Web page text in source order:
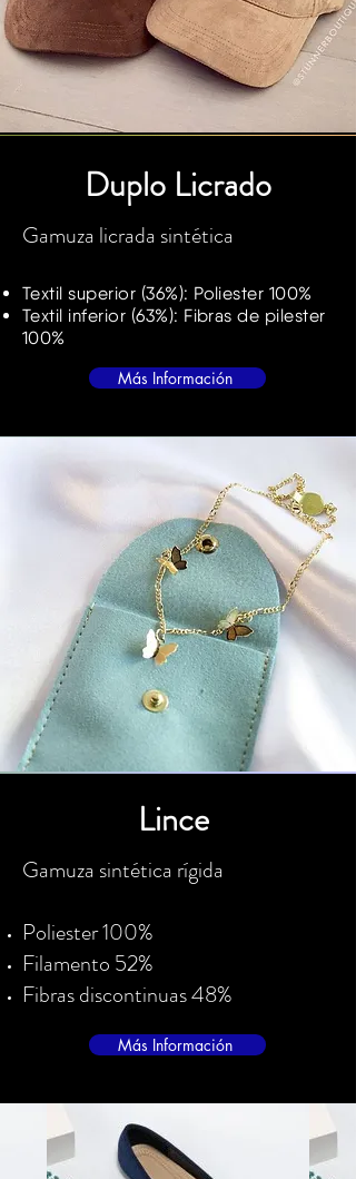
Duplo Licrado
Gamuza licrada sintética
Textil superior (36%): Poliester 100%
Textil inferior (63%): Fibras de pilester
100%
Más Información
Lince
Gamuza sintética rígida
Poliester 100%
Filamento 52%
Fibras discontinuas 48%
Más Información